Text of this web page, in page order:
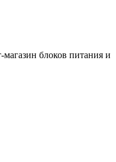
блоков питания и